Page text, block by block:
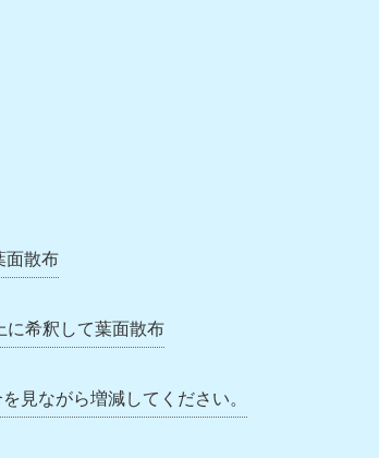
面散布
に希釈して葉面散布
見ながら増減してください。